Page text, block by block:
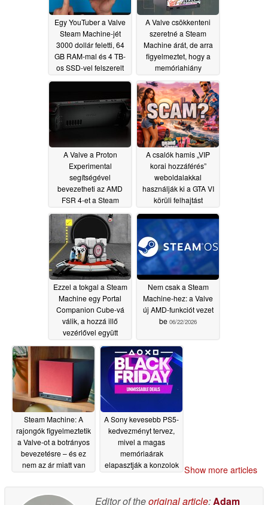
Egy YouTuber a Valve
Steam Machine-jét
3000 dollár feletti, 64
GB RAM-mal és 4 TB-
os SSD-vel felszerelt
szörnyeteggé alakította
A Valve csökkenteni
szeretné a Steam
Machine árát, de arra
figyelmeztet, hogy a
memóriahiány
továbbra is fennmarad
06/27/2026
A Valve a Proton
Experimental
segítségével
bevezetheti az AMD
FSR 4-et a Steam
Deck-re06/25/2026
A csalók hamis „VIP
korai hozzáférés”
weboldalakkal
használják ki a GTA VI
körüli felhajtást
06/24/2026
Ezzel a tokgal a Steam
Machine egy Portal
Companion Cube-vá
válik, a hozzá illő
vezérlővel együtt
06/22/2026
Nem csak a Steam
Machine-hez: a Valve
új AMD-funkciót vezet
be 06/22/2026
Steam Machine: A
rajongók figyelmeztetik
a Valve-ot a botrányos
bevezetésre – és ez
nem az ár miatt van
A Sony kevesebb PS5-
kedvezményt tervez,
mivel a magas
memóriaárak
elapasztják a konzolok Show more articles
Editor of theoriginal article:Adam